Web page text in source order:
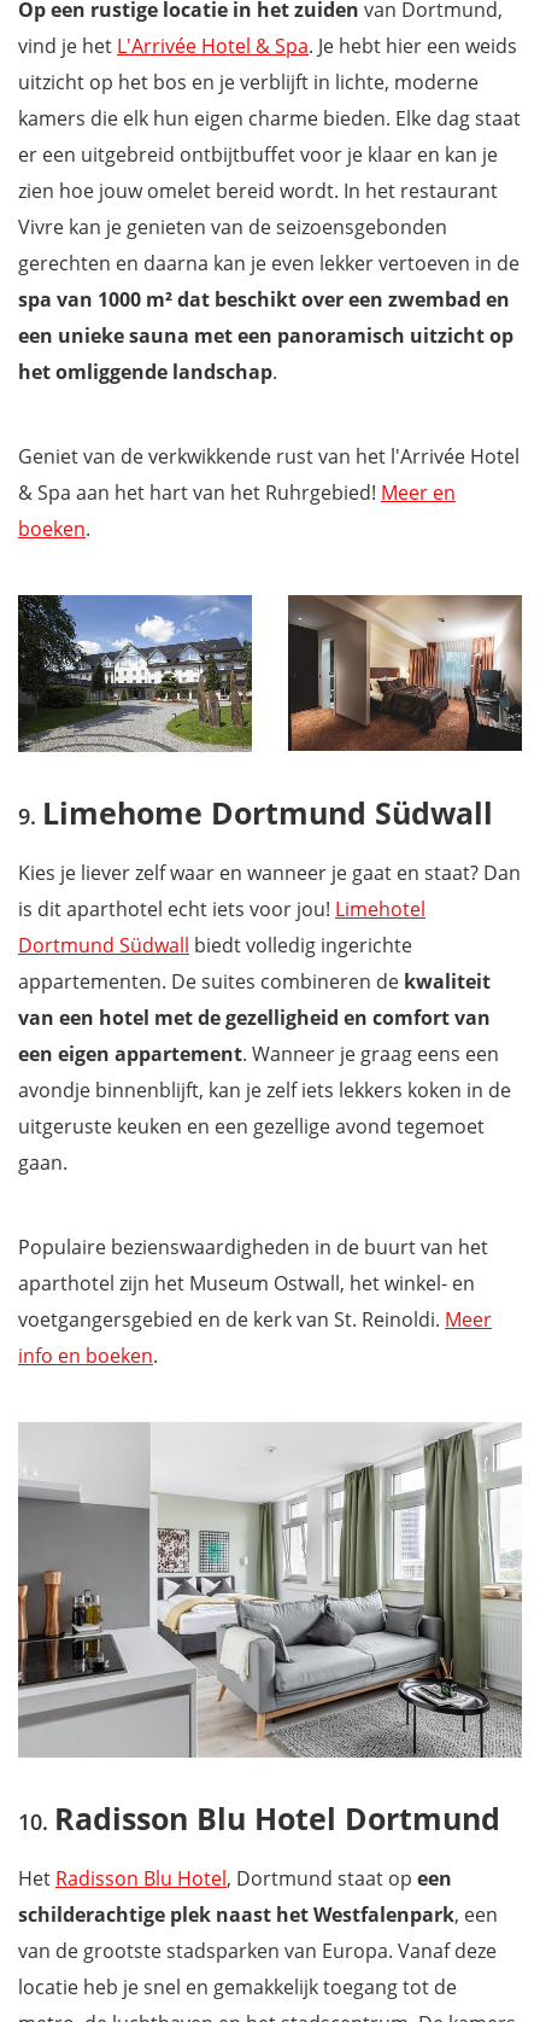
Op een rustige locatie in het zuiden van Dortmund,
vind je het L'Arrivée Hotel & Spa. Je hebt hier een weids
uitzicht op het bos en je verblijft in lichte, moderne
kamers die elk hun eigen charme bieden. Elke dag staat
er een uitgebreid ontbijtbuffet voor je klaar en kan je
zien hoe jouw omelet bereid wordt. In het restaurant
Vivre kan je genieten van de seizoensgebonden
gerechten en daarna kan je even lekker vertoeven in de
spa van 1000 m² dat beschikt over een zwembad en
een unieke sauna met een panoramisch uitzicht op
het omliggende landschap.
Geniet van de verkwikkende rust van het l'Arrivée Hotel
& Spa aan het hart van het Ruhrgebied! Meer en
boeken.
Limehome Dortmund Südwall
Kies je liever zelf waar en wanneer je gaat en staat? Dan
is dit aparthotel echt iets voor jou! Limehotel
Dortmund Südwall biedt volledig ingerichte
appartementen. De suites combineren de kwaliteit
van een hotel met de gezelligheid en comfort van
een eigen appartement. Wanneer je graag eens een
avondje binnenblijft, kan je zelf iets lekkers koken in de
uitgeruste keuken en een gezellige avond tegemoet
gaan.
Populaire bezienswaardigheden in de buurt van het
aparthotel zijn het Museum Ostwall, het winkel- en
voetgangersgebied en de kerk van St. Reinoldi. Meer
info en boeken.
Radisson Blu Hotel Dortmund
Het Radisson Blu Hotel, Dortmund staat op een
schilderachtige plek naast het Westfalenpark, een
van de grootste stadsparken van Europa. Vanaf deze
locatie heb je snel en gemakkelijk toegang tot de